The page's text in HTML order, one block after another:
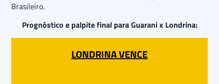
Brasileiro.
Prognóstico e palpite final para Guarani x Londrina:
LONDRINA VENCE